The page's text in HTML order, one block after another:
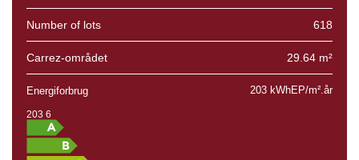
Number of lots 618
Carrez-området 29.64 m²
Energiforbrug 203 kWhEP/m².år
203 6